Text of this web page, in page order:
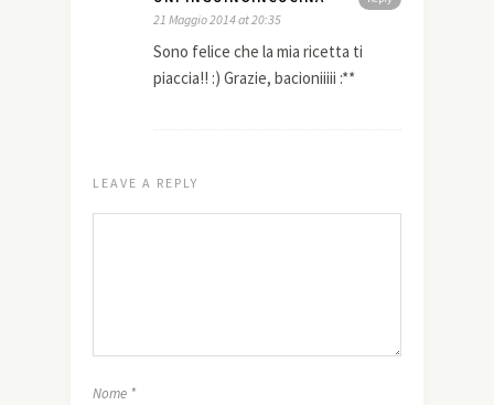
21 Maggio 2014 at 20:35
Sono felice che la mia ricetta ti
piaccia!! :) Grazie, bacioniiiii :**
LEAVE A REPLY
Nome *